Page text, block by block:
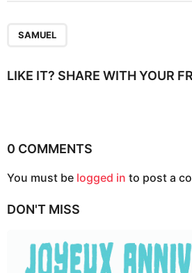
i
i
n
SAMUEL
LIKE IT? SHARE WITH YOUR
0 COMMENTS
You must be logged in to post a
DON'T MISS